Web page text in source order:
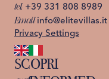
tel. +39 331 808 8989
Email info@elitevillas.it
Privacy Settings
SCOPRI